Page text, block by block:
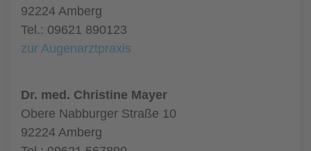
92224 Amberg
Tel.: 09621 890123
zur Augenarztpraxis
Dr. med. Christine Mayer
Obere Nabburger Straße 10
92224 Amberg